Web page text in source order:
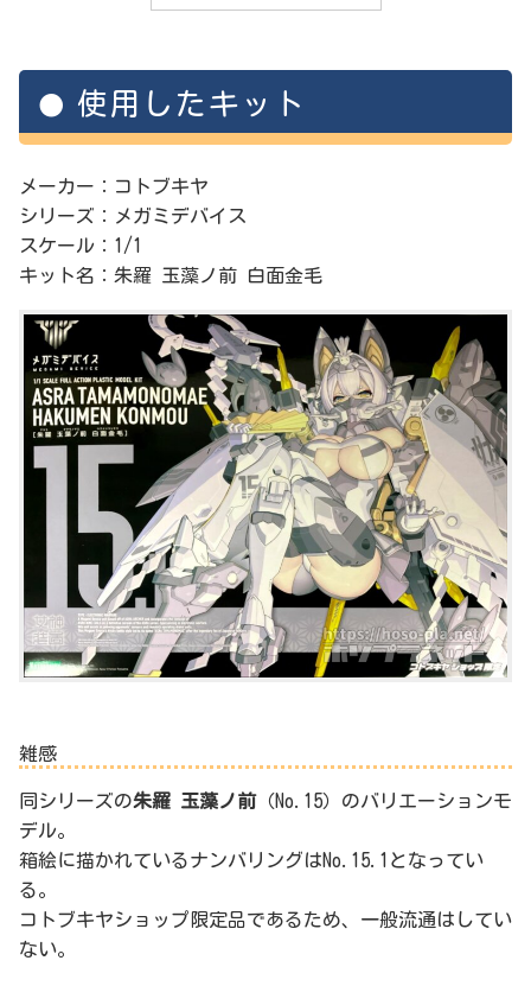
使用したキット
メーカー：コトブキヤ
シリーズ：メガミデバイス
スケール：1/1
キット名：朱羅 玉藻ノ前 白面金毛
雑感
同シリーズの朱羅 玉藻ノ前（No.15）のバリエーションモ
デル。
箱絵に描かれているナンバリングはNo.15.1となってい
る。
コトブキヤショップ限定品であるため、一般流通はしてい
ない。